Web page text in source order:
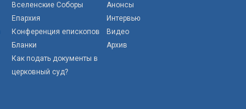
Вселенские Соборы
Епархия
Конференция епископов
Бланки
Как подать документы в
церковный суд?
Анонсы
Интервью
Видео
Архив